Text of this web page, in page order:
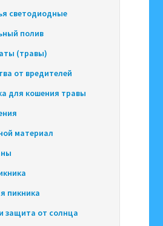
светодиодные
полив
(травы)
от вредителей
для кошения травы
материал
пикника
защита от солнца